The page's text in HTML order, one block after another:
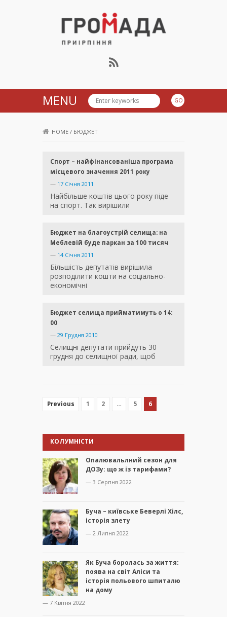
Громада Приірпіння
MENU
HOME / БЮДЖЕТ
Спорт – найфінансованіша програма
місцевого значення 2011 року
— 17 Січня 2011
Найбільше коштів цього року піде
на спорт. Так вирішили
Бюджет на благоустрій селища: на
Меблевій буде паркан за 100 тисяч
— 14 Січня 2011
Більшість депутатів вирішила
розподілити кошти на соціально-
економічні
Бюджет селища прийматимуть о 14:
00
— 29 Грудня 2010
Селищні депутати прийдуть 30
грудня до селищної ради, щоб
Previous 1 2 … 5 6
КОЛУМНІСТИ
Опалювальлний сезон для
ДОЗу: що ж із тарифами?
— 3 Серпня 2022
Буча – київське Беверлі Хілс,
історія злету
— 2 Липня 2022
Як Буча боролась за життя:
поява на світ Аліси та
історія польового шпиталю
на дому
— 7 Квітня 2022